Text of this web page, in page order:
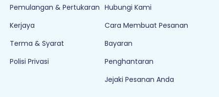
Pemulangan & Pertukaran
Kerjaya
Terma & Syarat
Polisi Privasi
Hubungi Kami
Cara Membuat Pesanan
Bayaran
Penghantaran
Jejaki Pesanan Anda